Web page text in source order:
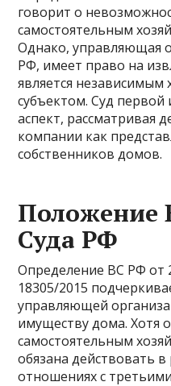
говорит о
самостоятельным
Однако, управляющая
РФ, имеет право на
является
субъектом. Суд первой
аспект, рассматривая
компании как
собственников домов.
Положение
Суда РФ
Определение ВС РФ от
18305/2015
управляющей
имуществу дома. Хотя
самостоятельным
обязана действовать
отношениях с